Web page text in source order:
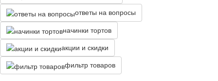
ответы на вопросы
начинки тортов
акции и скидки
фильтр товаров